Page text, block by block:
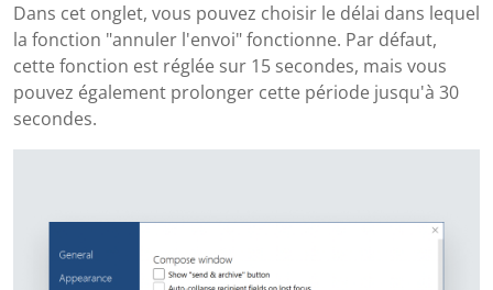
Dans cet onglet, vous pouvez choisir le délai dans lequel
la fonction "annuler l'envoi" fonctionne. Par défaut,
cette fonction est réglée sur 15 secondes, mais vous
pouvez également prolonger cette période jusqu'à 30
secondes.